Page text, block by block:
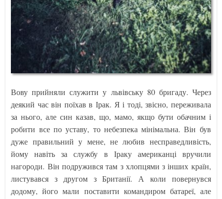
Вову прийняли служити у львівську 80 бригаду. Через
деякий час він поїхав в Ірак. Я і тоді, звісно, переживала
за нього, але син казав, що, мамо, якщо бути обачним і
робити все по уставу, то небезпека мінімальна. Він був
дуже правильний у мене, не любив несправедливість,
йому навіть за службу в Іраку американці вручили
нагороди. Він подружився там з хлопцями з інших країн,
листувався з другом з Британії. А коли повернувся
додому, його мали поставити командиром батареї, але